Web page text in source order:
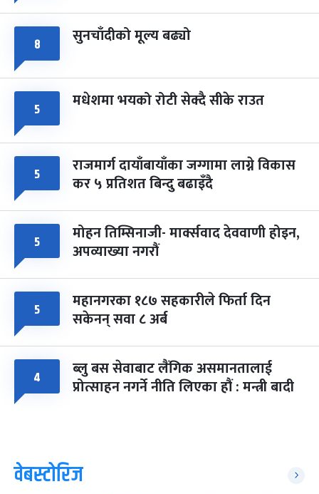
८ सुनचाँदीको मूल्य बढ्यो
५ मधेशमा भयको रोटी सेक्दै सीके राउत
५ राजमार्ग दायाँबायाँका जग्गामा लाग्ने विकास
कर ५ प्रतिशत बिन्दु बढाइँदै
५ मोहन तिम्सिनाजी- मार्क्सवाद देववाणी होइन,
अपव्याख्या नगरौं
५ महानगरका १८७ सहकारीले फिर्ता दिन
सकेनन् सवा ८ अर्ब
४ ब्लु बस सेवाबाट लैंगिक असमानतालाई
प्रोत्साहन नगर्ने नीति लिएका हौं : मन्त्री बादी
वेबस्टोरिज